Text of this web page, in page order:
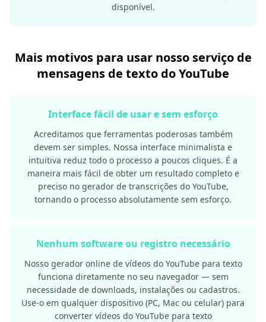
disponível.
Mais motivos para usar nosso serviço de
mensagens de texto do YouTube
Interface fácil de usar e sem esforço
Acreditamos que ferramentas poderosas também
devem ser simples. Nossa interface minimalista e
intuitiva reduz todo o processo a poucos cliques. É a
maneira mais fácil de obter um resultado completo e
preciso no gerador de transcrições do YouTube,
tornando o processo absolutamente sem esforço.
Nenhum software ou registro necessário
Nosso gerador online de vídeos do YouTube para texto
funciona diretamente no seu navegador — sem
necessidade de downloads, instalações ou cadastros.
Use-o em qualquer dispositivo (PC, Mac ou celular) para
converter vídeos do YouTube para texto